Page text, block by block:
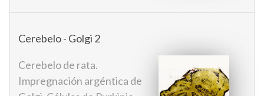
Cerebelo - Golgi 2
Cerebelo de rata.
Impregnación argéntica de